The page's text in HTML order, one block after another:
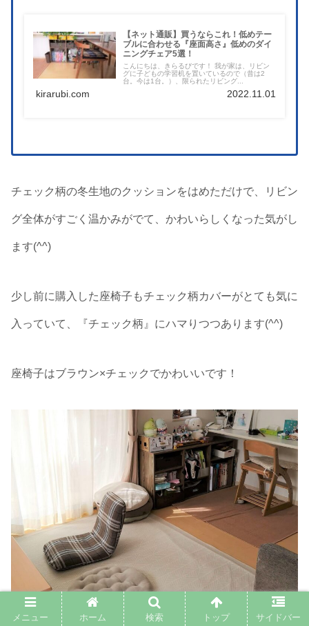
【ネット通販】買うならこれ！低めテー
ブルに合わせる『座面高さ』低めのダイ
ニングチェア5選！
こんにちは、きらるびです！ 我が家は、リビン
グに子どもの学習机を置いているので（昔は2
台。今は1台。）、限られたリビング...
kirarubi.com 2022.11.01
チェック柄の冬生地のクッションをはめただけで、リビン
グ全体がすごく温かみがでて、かわいらしくなった気がし
ます(^^)
少し前に購入した座椅子もチェック柄カバーがとても気に
入っていて、『チェック柄』にハマりつつあります(^^)
座椅子はブラウン×チェックでかわいいです！
メニュー ホーム 検索 トップ サイドバー